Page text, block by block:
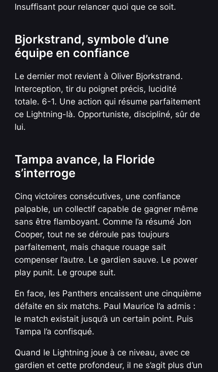
Insuffisant pour relancer quoi que ce soit.
Bjorkstrand, symbole d’une
équipe en confiance
Le dernier mot revient à Oliver Bjorkstrand.
Interception, tir du poignet précis, lucidité
totale. 6-1. Une action qui résume parfaitement
ce Lightning-là. Opportuniste, discipliné, sûr de
lui.
Tampa avance, la Floride
s’interroge
Cinq victoires consécutives, une confiance
palpable, un collectif capable de gagner même
sans être flamboyant. Comme l’a résumé Jon
Cooper, tout ne se déroule pas toujours
parfaitement, mais chaque rouage sait
compenser l’autre. Le gardien sauve. Le power
play punit. Le groupe suit.
En face, les Panthers encaissent une cinquième
défaite en six matchs. Paul Maurice l’a admis :
le match existait jusqu’à un certain point. Puis
Tampa l’a confisqué.
Quand le Lightning joue à ce niveau, avec ce
gardien et cette profondeur, il ne s’agit plus d’un